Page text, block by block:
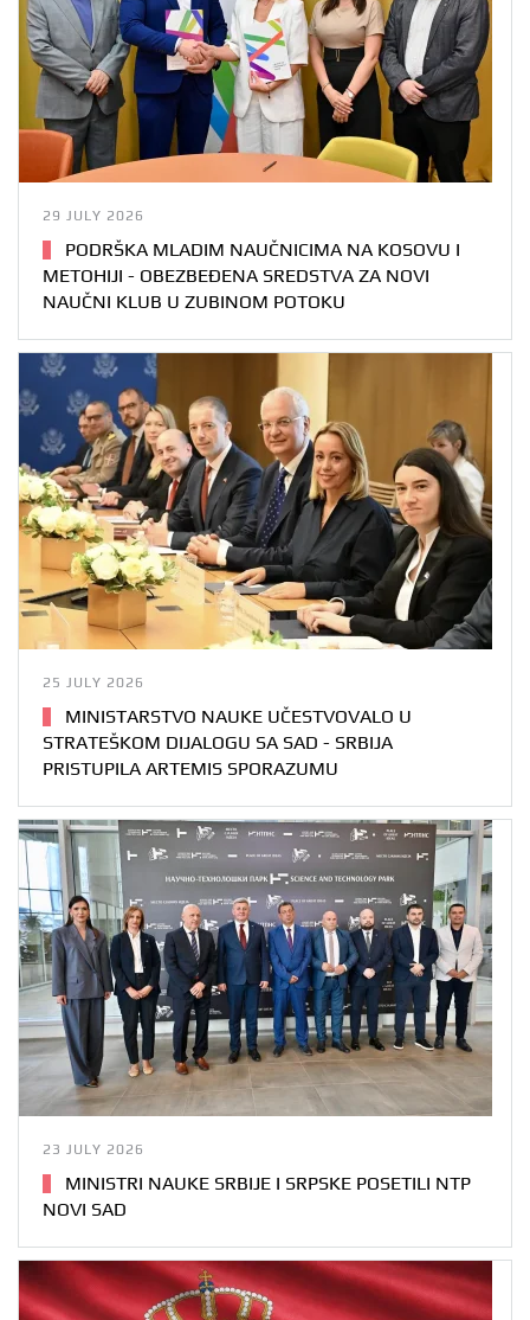
29 JULY 2026
PODRŠKA MLADIM NAUČNICIMA NA KOSOVU I
METOHIJI - OBEZBEĐENA SREDSTVA ZA NOVI
NAUČNI KLUB U ZUBINOM POTOKU
25 JULY 2026
MINISTARSTVO NAUKE UČESTVOVALO U
STRATEŠKOM DIJALOGU SA SAD - SRBIJA
PRISTUPILA ARTEMIS SPORAZUMU
23 JULY 2026
MINISTRI NAUKE SRBIJE I SRPSKE POSETILI NTP
NOVI SAD